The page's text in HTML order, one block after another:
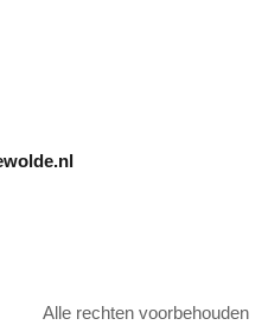
Alle rechten voorbehouden